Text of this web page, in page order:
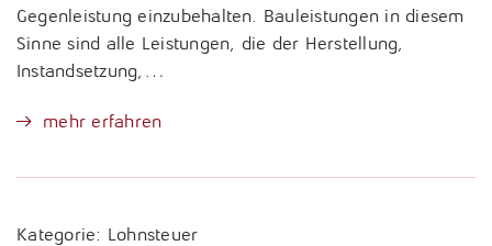
Gegenleistung einzubehalten. Bauleistungen in diesem
Sinne sind alle Leistungen, die der Herstellung,
Instandsetzung,…
mehr erfahren
Kategorie: Lohnsteuer